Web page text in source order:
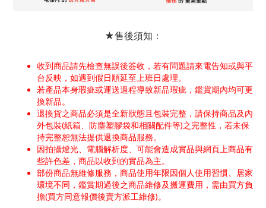
★售後須知：
收到商品請先檢查無誤後簽收，若有問題請來電告知或與平
台反映，如遇到假日順延至上班日處理。
若產品本身瑕疵或運送過程導致新品瑕疵，鑑賞期內均可更
換新品。
退換貨之商品必須是全新狀態且包裝完整，請保持商品及內
外包裝(紙箱、防塵塑膠袋和相關配件等)之完整性，若未保
持完整恕無法提供退換商品服務。
因拍攝燈光、電腦解析度、可能會造成實品與網頁上商品有
些許色差，商品以收到的實品為主。
部份商品無維修服務，商品使用年限因個人使用習慣、居家
環境不同，鑑賞期過後之商品維修及搬運費用，需由買方負
擔(買方同意報價後賣方派工維修)。